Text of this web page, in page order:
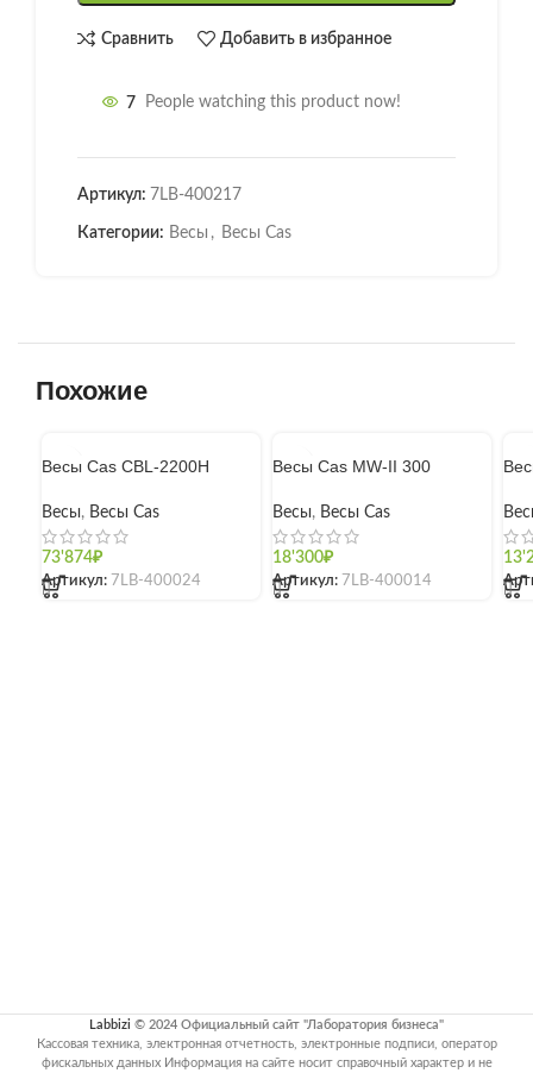
Сравнить Добавить в избранное
7 People watching this product now!
Артикул: 7LB-400217
Категории: Весы , Весы Cas
Похожие
Весы Cas CBL-2200H
Весы, Весы Cas
73'874₽
Артикул: 7LB-400024
[]
Весы Cas MW-II 300
Весы, Весы Cas
18'300₽
Артикул: 7LB-400014
[] []
Labbizi © 2024 Официальный сайт "Лаборатория бизнеса"
Кассовая техника, электронная отчетность, электронные подписи, оператор
фискальных данных Информация на сайте носит справочный характер и не